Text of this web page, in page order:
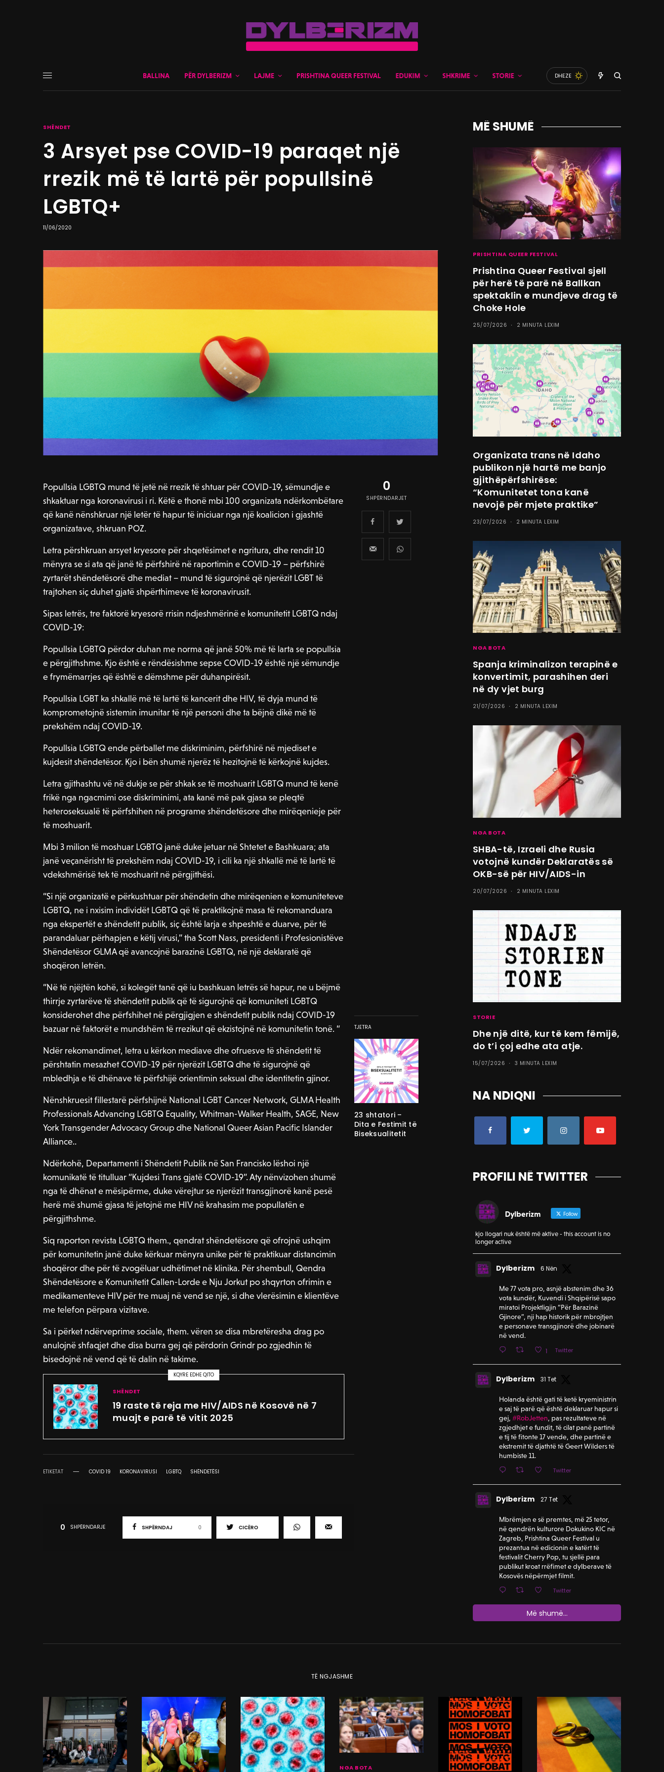
BALLINA PËR DYLBERIZM LAJME PRISHTINA QUEER FESTIVAL EDUKIM SHKRIME STORIE DHEZE
SHËNDET
3 Arsyet pse COVID-19 paraqet një
rrezik më të lartë për popullsinë
LGBTQ+
11/06/2020
Popullsia LGBTQ mund të jetë në rrezik të shtuar për COVID-19, sëmundje e
shkaktuar nga koronavirusi i ri. Këtë e thonë mbi 100 organizata ndërkombëtare
që kanë nënshkruar një letër të hapur të iniciuar nga një koalicion i gjashtë
organizatave, shkruan POZ.
Letra përshkruan arsyet kryesore për shqetësimet e ngritura, dhe rendit 10
mënyra se si ata që janë të përfshirë në raportimin e COVID-19 – përfshirë
zyrtarët shëndetësorë dhe mediat – mund të sigurojnë që njerëzit LGBT të
trajtohen siç duhet gjatë shpërthimeve të koronavirusit.
Sipas letrës, tre faktorë kryesorë rrisin ndjeshmërinë e komunitetit LGBTQ ndaj
COVID-19:
Popullsia LGBTQ përdor duhan me norma që janë 50% më të larta se popullsia
e përgjithshme. Kjo është e rëndësishme sepse COVID-19 është një sëmundje
e frymëmarrjes që është e dëmshme për duhanpirësit.
Popullsia LGBT ka shkallë më të lartë të kancerit dhe HIV, të dyja mund të
komprometojnë sistemin imunitar të një personi dhe ta bëjnë dikë më të
prekshëm ndaj COVID-19.
Popullsia LGBTQ ende përballet me diskriminim, përfshirë në mjediset e
kujdesit shëndetësor. Kjo i bën shumë njerëz të hezitojnë të kërkojnë kujdes.
Letra gjithashtu vë në dukje se për shkak se të moshuarit LGBTQ mund të kenë
frikë nga ngacmimi ose diskriminimi, ata kanë më pak gjasa se pleqtë
heteroseksualë të përfshihen në programe shëndetësore dhe mirëqenieje për
të moshuarit.
Mbi 3 milion të moshuar LGBTQ janë duke jetuar në Shtetet e Bashkuara; ata
janë veçanërisht të prekshëm ndaj COVID-19, i cili ka një shkallë më të lartë të
vdekshmërisë tek të moshuarit në përgjithësi.
“Si një organizatë e përkushtuar për shëndetin dhe mirëqenien e komuniteteve
LGBTQ, ne i nxisim individët LGBTQ që të praktikojnë masa të rekomanduara
nga ekspertët e shëndetit publik, siç është larja e shpeshtë e duarve, për të
parandaluar përhapjen e këtij virusi,” tha Scott Nass, presidenti i Profesionistëve
Shëndetësor GLMA që avancojnë barazinë LGBTQ, në një deklaratë që
shoqëron letrën.
“Në të njëjtën kohë, si kolegët tanë që iu bashkuan letrës së hapur, ne u bëjmë
thirrje zyrtarëve të shëndetit publik që të sigurojnë që komuniteti LGBTQ
konsiderohet dhe përfshihet në përgjigjen e shëndetit publik ndaj COVID-19
bazuar në faktorët e mundshëm të rrezikut që ekzistojnë në komunitetin tonë. “
Ndër rekomandimet, letra u kërkon mediave dhe ofruesve të shëndetit të
përshtatin mesazhet COVID-19 për njerëzit LGBTQ dhe të sigurojnë që
mbledhja e të dhënave të përfshijë orientimin seksual dhe identitetin gjinor.
Nënshkruesit fillestarë përfshijnë National LGBT Cancer Network, GLMA Health
Professionals Advancing LGBTQ Equality, Whitman-Walker Health, SAGE, New
York Transgender Advocacy Group dhe National Queer Asian Pacific Islander
Alliance..
Ndërkohë, Departamenti i Shëndetit Publik në San Francisko lëshoi ​​një
komunikatë të titulluar “Kujdesi Trans gjatë COVID-19”. Aty nënvizohen shumë
nga të dhënat e mësipërme, duke vërejtur se njerëzit transgjinorë kanë pesë
herë më shumë gjasa të jetojnë me HIV në krahasim me popullatën e
përgjithshme.
Siq raporton revista LGBTQ them., qendrat shëndetësore që ofrojnë ushqim
për komunitetin janë duke kërkuar mënyra unike për të praktikuar distancimin
shoqëror dhe për të zvogëluar udhëtimet në klinika. Për shembull, Qendra
Shëndetësore e Komunitetit Callen-Lorde e Nju Jorkut po shqyrton ofrimin e
medikamenteve HIV për tre muaj në vend se një, si dhe vlerësimin e klientëve
me telefon përpara vizitave.
Sa i përket ndërveprime sociale, them. vëren se disa mbretëresha drag po
anulojnë shfaqjet dhe disa burra gej që përdorin Grindr po zgjedhin të
bisedojnë në vend që të dalin në takime.
KQYRE EDHE QITO
SHËNDET
19 raste të reja me HIV/AIDS në Kosovë në 7
muajt e parë të vitit 2025
ETIKETAT COVID 19 KORONAVIRUSI LGBTQ SHËNDETËSI
0 SHPËRNDARJE SHPËRNDAJ 0 CICËRO
0
SHPËRNDARJET
TJETRA
23 shtatori –
Dita e Festimit të
Biseksualitetit
MË SHUMË
PRISHTINA QUEER FESTIVAL
Prishtina Queer Festival sjell
për herë të parë në Ballkan
spektaklin e mundjeve drag të
Choke Hole
25/07/2026 2 MINUTA LEXIM
Organizata trans në Idaho
publikon një hartë me banjo
gjithëpërfshirëse:
“Komunitetet tona kanë
nevojë për mjete praktike”
23/07/2026 2 MINUTA LEXIM
NGA BOTA
Spanja kriminalizon terapinë e
konvertimit, parashihen deri
në dy vjet burg
21/07/2026 2 MINUTA LEXIM
NGA BOTA
SHBA-të, Izraeli dhe Rusia
votojnë kundër Deklaratës së
OKB-së për HIV/AIDS-in
20/07/2026 2 MINUTA LEXIM
STORIE
Dhe një ditë, kur të kem fëmijë,
do t’i çoj edhe ata atje.
15/07/2026 3 MINUTA LEXIM
NA NDIQNI
PROFILI NË TWITTER
Dylberizm Follow
kjo llogari nuk është më aktive - this account is no
longer active
Dylberizm 6 Nën
Me 77 vota pro, asnjë abstenim dhe 36
vota kundër, Kuvendi i Shqipërisë sapo
miratoi Projektligjin “Për Barazinë
Gjinore”, nji hap historik për mbrojtjen
e personave transgjinorë dhe jobinarë
në vend.
1 Twitter
Dylberizm 31 Tet
Holanda është gati të ketë kryeministrin
e saj të parë që është deklaruar hapur si
gej,#RobJetten, pas rezultateve në
zgjedhjet e fundit, të cilat panë partinë
e tij të fitonte 17 vende, dhe partinë e
ekstremit të djathtë të Geert Wilders të
humbiste 11.
Twitter
Dylberizm 27 Tet
Mbrëmjen e së premtes, më 25 tetor,
në qendrën kulturore Dokukino KIC në
Zagreb, Prishtina Queer Festival u
prezantua në edicionin e katërt të
festivalit Cherry Pop, tu sjellë para
publikut kroat rrëfimet e dylberave të
Kosovës nëpërmjet filmit.
Twitter
Më shumë...
TË NGJASHME
NGA BOTA